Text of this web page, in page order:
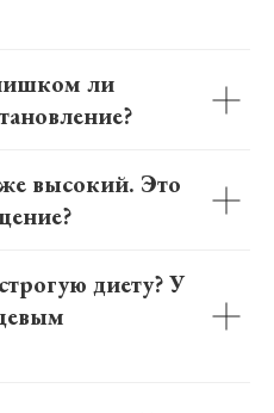
ли
высокий. Это
диету? У